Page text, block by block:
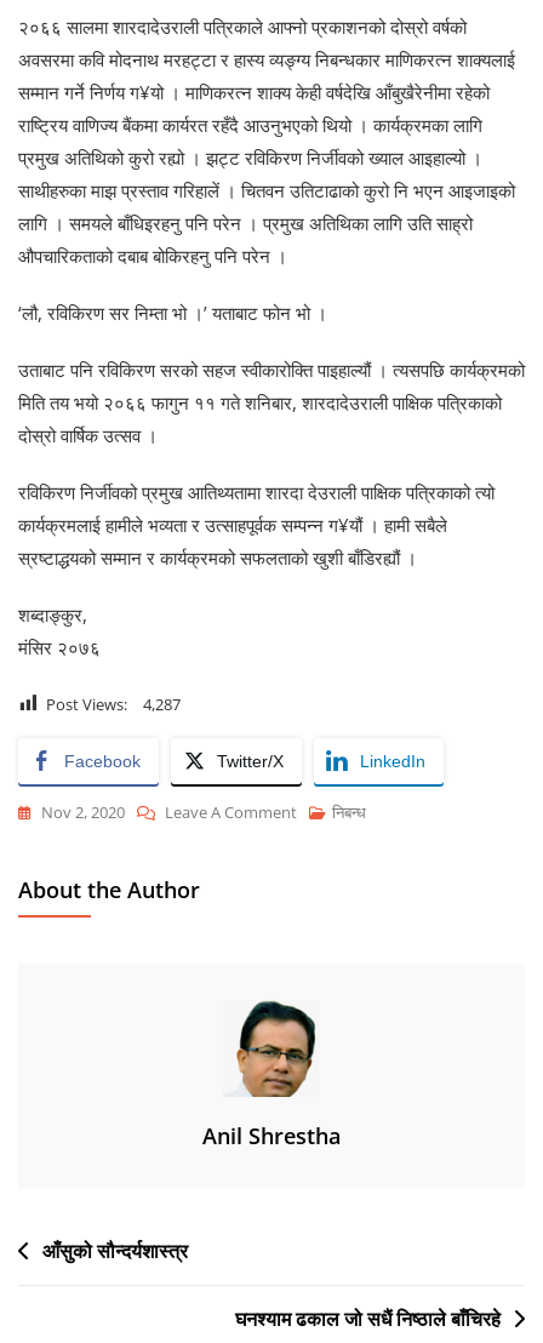
२०६६ सालमा शारदादेउराली पत्रिकाले आफ्नो प्रकाशनको दोस्रो वर्षको
अवसरमा कवि मोदनाथ मरहट्टा र हास्य व्यङ्ग्य निबन्धकार माणिकरत्न शाक्यलाई
सम्मान गर्ने निर्णय ग¥यो । माणिकरत्न शाक्य केही वर्षदेखि आँबुखैरेनीमा रहेको
राष्ट्रिय वाणिज्य बैंकमा कार्यरत रहँदै आउनुभएको थियो । कार्यक्रमका लागि
प्रमुख अतिथिको कुरो रह्यो । झट्ट रविकिरण निर्जीवको ख्याल आइहाल्यो ।
साथीहरुका माझ प्रस्ताव गरिहालें । चितवन उतिटाढाको कुरो नि भएन आइजाइको
लागि । समयले बाँधिइरहनु पनि परेन । प्रमुख अतिथिका लागि उति साह्रो
औपचारिकताको दबाब बोकिरहनु पनि परेन ।
‘लौ, रविकिरण सर निम्ता भो ।’ यताबाट फोन भो ।
उताबाट पनि रविकिरण सरको सहज स्वीकारोक्ति पाइहाल्यौं । त्यसपछि कार्यक्रमको
मिति तय भयो २०६६ फागुन ११ गते शनिबार, शारदादेउराली पाक्षिक पत्रिकाको
दोस्रो वार्षिक उत्सव ।
रविकिरण निर्जीवको प्रमुख आतिथ्यतामा शारदा देउराली पाक्षिक पत्रिकाको त्यो
कार्यक्रमलाई हामीले भव्यता र उत्साहपूर्वक सम्पन्न ग¥यौं । हामी सबैले
स्रष्टाद्धयको सम्मान र कार्यक्रमको सफलताको खुशी बाँडिरह्यौं ।
शब्दाङ्कुर,
मंसिर २०७६
Post Views: 4,287
Facebook Twitter/X LinkedIn
Nov 2, 2020 Leave A CommentOn
निबन्ध
About the Author
Anil Shrestha
Post
आँसुको सौन्दर्यशास्त्र
घनश्याम ढकाल जो सधैं निष्ठाले बाँचिरहे